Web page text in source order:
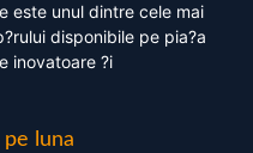
este unul dintre cele mai
disponibile pe pia?a
inovatoare ?i
luna